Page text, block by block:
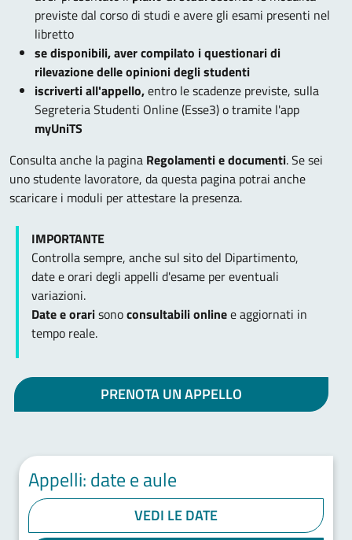
previste dal corso di studi e avere gli esami presenti nel
libretto
se disponibili, aver compilato i questionari di
rilevazione delle opinioni degli studenti
iscriverti all'appello,entro le scadenze previste, sulla
Segreteria Studenti Online (Esse3) o tramite l'app
myUniTS
Consulta anche la pagina Regolamenti e documenti. Se sei
uno studente lavoratore, da questa pagina potrai anche
scaricare i moduli per attestare la presenza.
IMPORTANTE
Controlla sempre, anche sul sito del Dipartimento,
date e orari degli appelli d'esame per eventuali
variazioni.
Date e orarisonoconsultabili onlinee aggiornati in
tempo reale.
PRENOTA UN APPELLO
Appelli: date e aule
VEDI LE DATE